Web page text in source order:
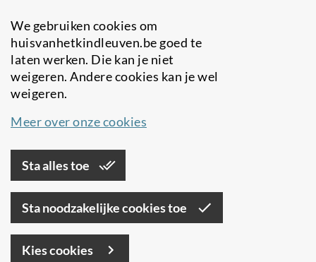
We gebruiken cookies om
huisvanhetkindleuven.be goed te
laten werken. Die kan je niet
weigeren. Andere cookies kan je wel
weigeren.
Meer over onze cookies
Sta alles toe
Sta noodzakelijke cookies toe
Kies cookies